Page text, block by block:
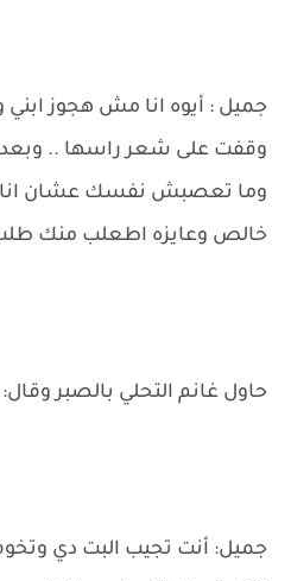
جميل : أيوه انا مش هجوز ابني
وقفت على شعر راسها ..
وما تعصبش نفسك عشان انا
خالص وعايزه اطعلب منك
حاول غانم التحلي بالصبر
جميل: أنت تجيب البت دي